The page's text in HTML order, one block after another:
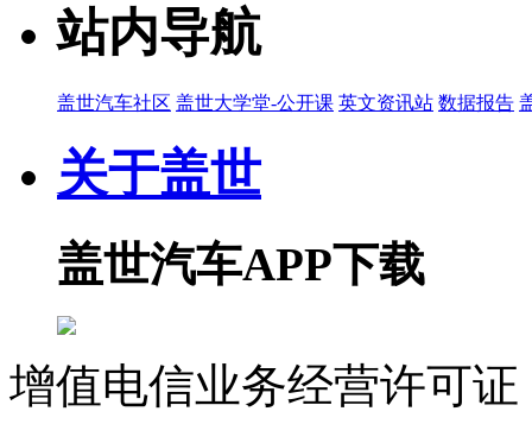
站内导航
盖世汽车社区 盖世大学堂-公开课 英文资讯站 数据报告
关于盖世
盖世汽车APP下载
增值电信业务经营许可